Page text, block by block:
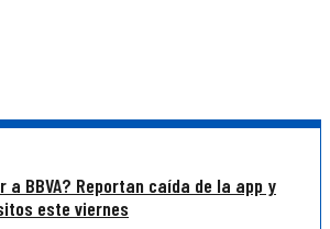
a BBVA? Reportan caída de la app y
este viernes